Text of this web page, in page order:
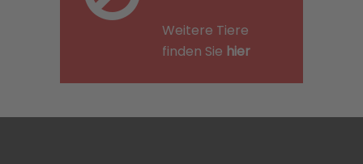
Weitere Tiere
finden Sie hier